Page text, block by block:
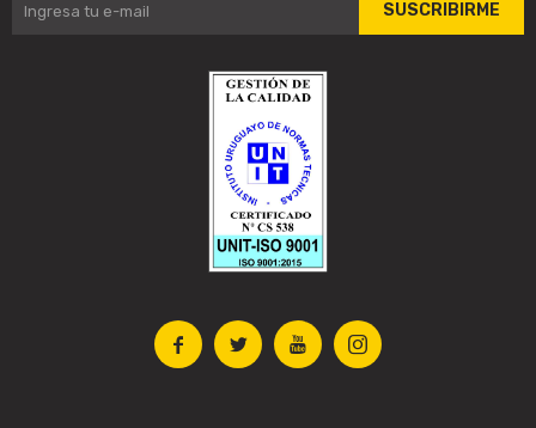
   
SUSCRIBIRME